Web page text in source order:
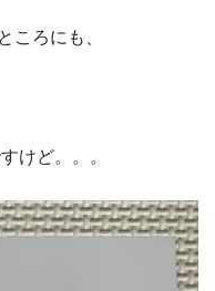
ころにも、
けど。。。